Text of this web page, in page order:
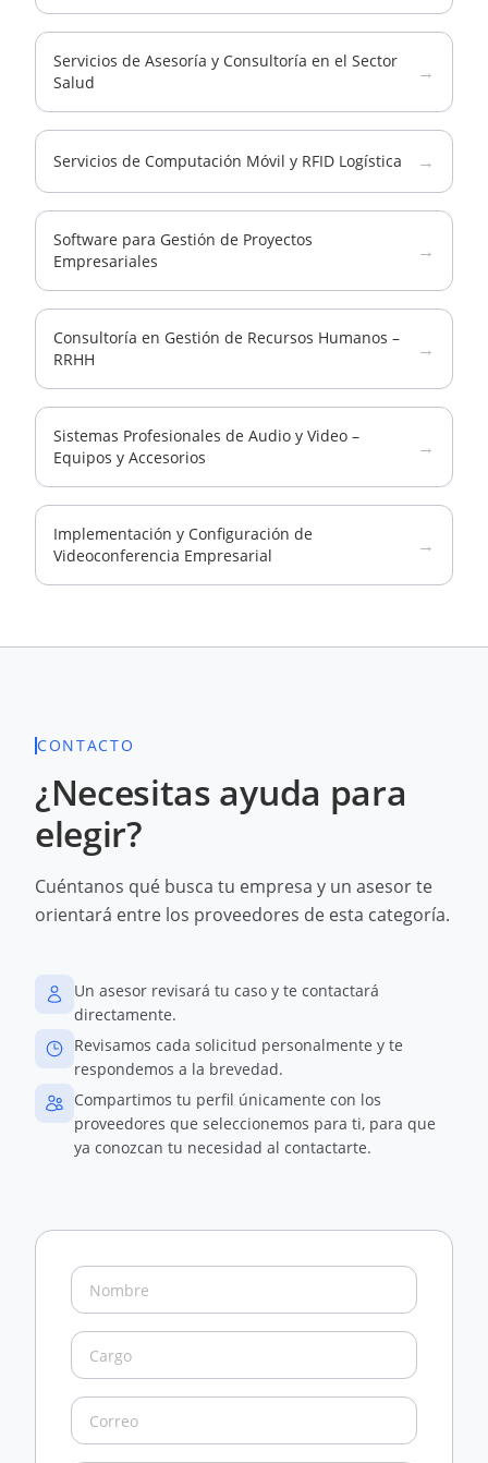
Servicios de Asesoría y Consultoría en el Sector
Salud
→
Servicios de Computación Móvil y RFID Logística →
Software para Gestión de Proyectos
Empresariales
→
Consultoría en Gestión de Recursos Humanos –
RRHH
→
Sistemas Profesionales de Audio y Video –
Equipos y Accesorios
→
Implementación y Configuración de
Videoconferencia Empresarial
→
CONTACTO
¿Necesitas ayuda para
elegir?
Cuéntanos qué busca tu empresa y un asesor te
orientará entre los proveedores de esta categoría.
Un asesor revisará tu caso y te contactará
directamente.
Revisamos cada solicitud personalmente y te
respondemos a la brevedad.
Compartimos tu perfil únicamente con los
proveedores que seleccionemos para ti, para que
ya conozcan tu necesidad al contactarte.